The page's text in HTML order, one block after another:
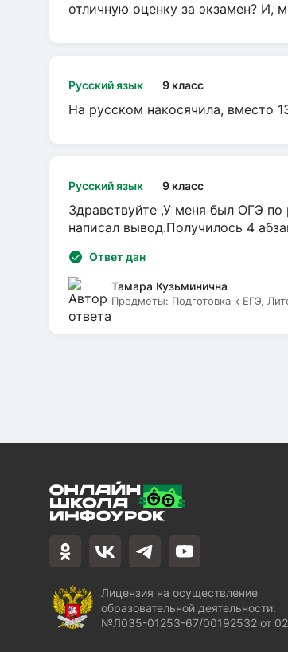
отличную оценку за экзамен? И,
Русский язык 9 класс
На русском накосячила, вместо
Русский язык 9 класс
Здравствуйте ,У меня был ОГЭ по
написал вывод.Получилось 4
Ответ дан
Тамара Кузьминична
Предметы: Подготовка к ЕГЭ,
Лицензия на осуществление
образовательной деятельности:
№Л035-01253-67/00192532 от